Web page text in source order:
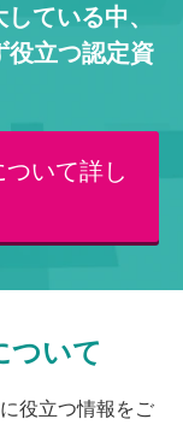
ている中、
役立つ認定資
いて詳し
ついて
役立つ情報をご